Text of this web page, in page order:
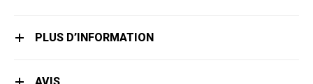
PLUS D’INFORMATION